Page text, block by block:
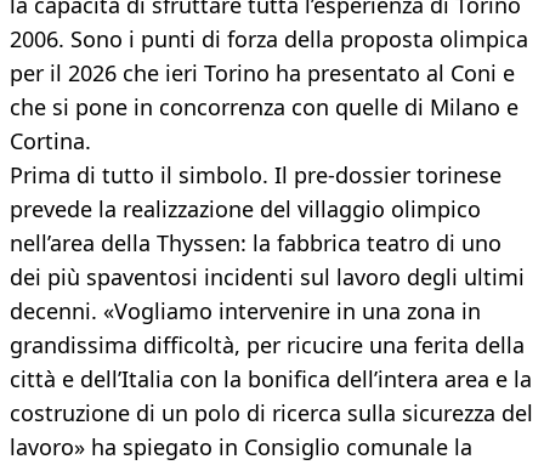
2006. Sono i punti di forza della proposta olimpica
per il 2026 che ieri Torino ha presentato al Coni e
che si pone in concorrenza con quelle di Milano e
Cortina.
Prima di tutto il simbolo. Il pre-dossier torinese
prevede la realizzazione del villaggio olimpico
nell’area della Thyssen: la fabbrica teatro di uno
dei più spaventosi incidenti sul lavoro degli ultimi
decenni. «Vogliamo intervenire in una zona in
grandissima difficoltà, per ricucire una ferita della
città e dell’Italia con la bonifica dell’intera area e la
costruzione di un polo di ricerca sulla sicurezza del
lavoro» ha spiegato in Consiglio comunale la